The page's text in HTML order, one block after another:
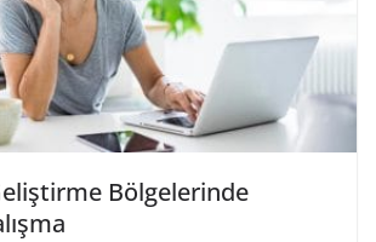
Bölgelerinde